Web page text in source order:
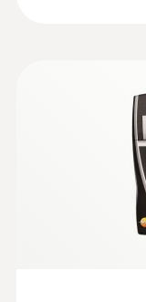
Type de pile